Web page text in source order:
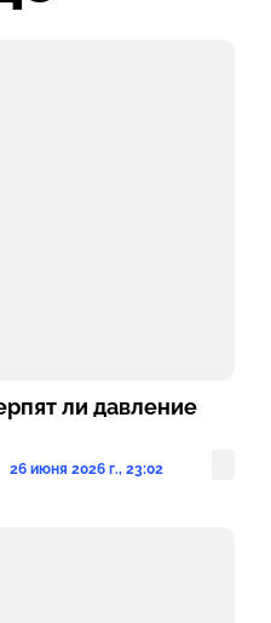
ли давление
26 июня 2026 г., 23:02